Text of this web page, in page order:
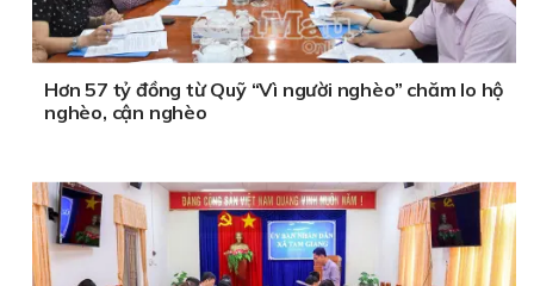
Hơn 57 tỷ đồng từ Quỹ “Vì người nghèo” chăm lo hộ
nghèo, cận nghèo